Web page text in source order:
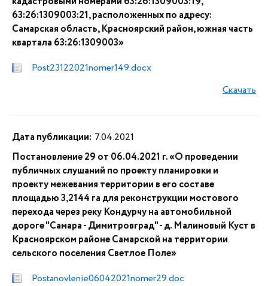
63:26:1309003:21, расположенных по адресу:
Самарская область, Красноярский район, южная часть
квартала 63:26:1309003»
Post23122021nomer149.docx
Скачать
Дата публикации: 7.04.2021
Постановление 29 от 06.04.2021 г. «О проведении
публичных слушаний по проекту планировки и
проекту межевания территории в его составе
площадью 3,2144 га для реконструкции мостового
перехода через реку Кондурчу на автомобильной
дороге "Самара - Димитровград" - д. Малиновый Куст в
Красноярском районе Самарской на территории
сельского поселения Светлое Поле»
Postanovlenie06042021nomer29.doc